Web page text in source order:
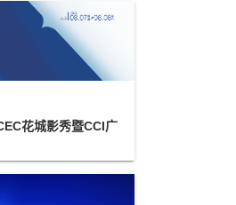
花城影秀暨CCI广